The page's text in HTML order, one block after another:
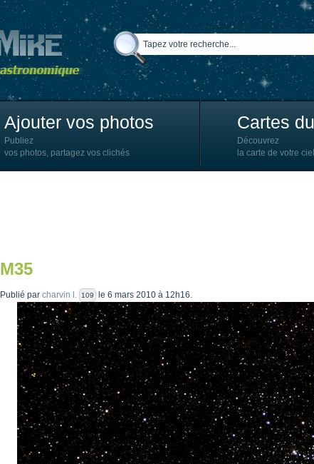
Ajouter vos photos
Publiez
vos photos, partagez vos clichés
Cartes
Découvrez
la carte de votre ciel
M35
Publié par charvin l. 109 le 6 mars 2010 à 12h16.